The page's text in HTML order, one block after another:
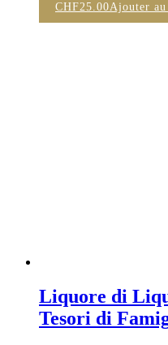
CHF25.00Ajouter au
Liquore di
Tesori di